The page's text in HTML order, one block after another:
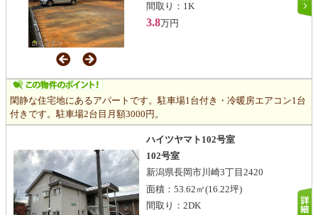
間取り： 1K
3.8万円
閑静な住宅地にあるアパートです。駐車場1台付き・冷暖房エアコン1台
付きです。駐車場2台目月額3000円。
ハイツヤマト102号室
102号室
新潟県長岡市川崎3丁目2420
面積： 53.62㎡(16.22坪)
間取り： 2DK